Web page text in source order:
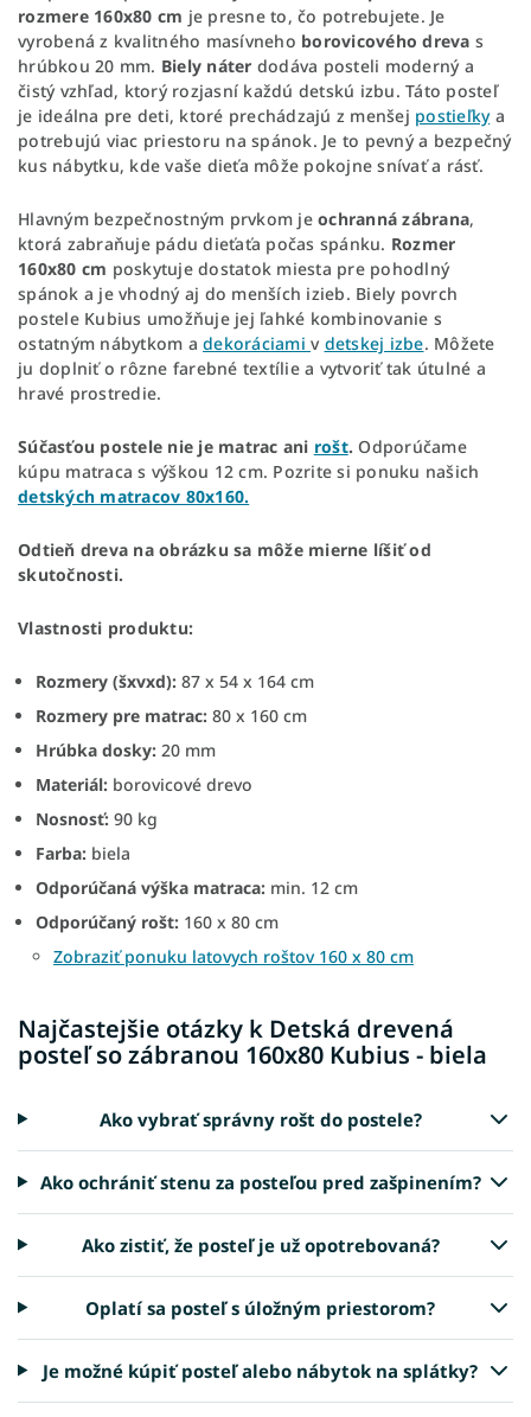
rozmere 160x80 cm je presne to, čo potrebujete. Je
vyrobená z kvalitného masívneho borovicového dreva s
hrúbkou 20 mm. Biely náter dodáva posteli moderný a
čistý vzhľad, ktorý rozjasní každú detskú izbu. Táto posteľ
je ideálna pre deti, ktoré prechádzajú z menšej postieľkya
potrebujú viac priestoru na spánok. Je to pevný a bezpečný
kus nábytku, kde vaše dieťa môže pokojne snívať a rásť.
Hlavným bezpečnostným prvkom je ochranná zábrana,
ktorá zabraňuje pádu dieťaťa počas spánku. Rozmer
160x80 cm poskytuje dostatok miesta pre pohodlný
spánok a je vhodný aj do menších izieb. Biely povrch
postele Kubius umožňuje jej ľahké kombinovanie s
ostatným nábytkom a dekoráciami v detskej izbe. Môžete
ju doplniť o rôzne farebné textílie a vytvoriť tak útulné a
hravé prostredie.
Súčasťou postele nie je matrac ani rošt. Odporúčame
kúpu matraca s výškou 12 cm. Pozrite si ponuku našich
detských matracov 80x160.
Odtieň dreva na obrázku sa môže mierne líšiť od
skutočnosti.
Vlastnosti produktu:
Rozmery (šxvxd): 87 x 54 x 164 cm
Rozmery pre matrac: 80 x 160 cm
Hrúbka dosky: 20 mm
Materiál: borovicové drevo
Nosnosť: 90 kg
Farba: biela
Odporúčaná výška matraca: min. 12 cm
Odporúčaný rošt: 160 x 80 cm
Zobraziť ponuku latovych roštov 160 x 80 cm
Najčastejšie otázky k Detská drevená
posteľ so zábranou 160x80 Kubius - biela
Ako vybrať správny rošt do postele?
Ako ochrániť stenu za posteľou pred zašpinením?
Ako zistiť, že posteľ je už opotrebovaná?
Oplatí sa posteľ s úložným priestorom?
Je možné kúpiť posteľ alebo nábytok na splátky?